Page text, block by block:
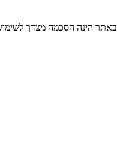
מצדך לשימוש